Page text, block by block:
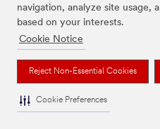
navigation, analyze site usage,
based on your interests.
Cookie Notice
Reject Non-Essential Cookies
Cookie Preferences